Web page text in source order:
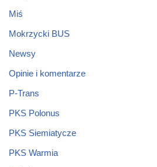
Miś
Mokrzycki BUS
Newsy
Opinie i komentarze
P-Trans
PKS Polonus
PKS Siemiatycze
PKS Warmia